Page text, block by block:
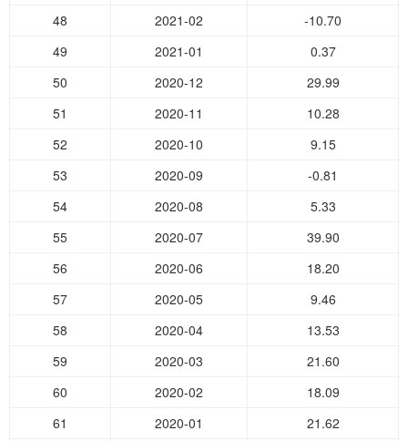
48 2021-02
-10.70
49
2021-01
0.37
50
2020-12
29.99
51
2020-11
10.28
52
2020-10
9.15
53
2020-09
-0.81
54
2020-08
5.33
55
2020-07
39.90
56
2020-06
18.20
57
2020-05
9.46
58
2020-04
13.53
59
2020-03
21.60
60
2020-02
18.09
61
2020-01
21.62